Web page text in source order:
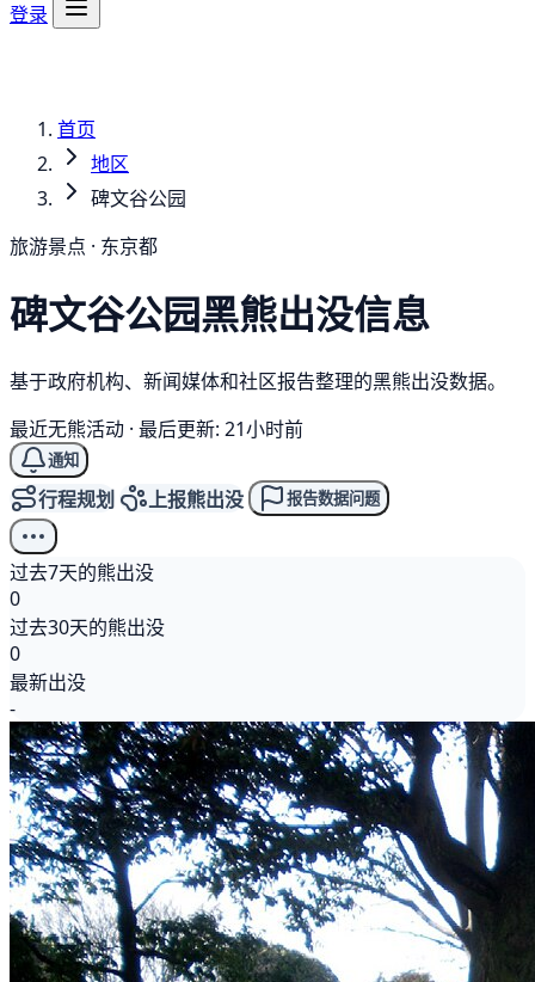
登录
首页
地区
碑文谷公园
旅游景点 · 东京都
碑文谷公园黑熊出没信息
基于政府机构、新闻媒体和社区报告整理的黑熊出没数据。
最近无熊活动 · 最后更新: 21小时前
通知
行程规划 上报熊出没 报告数据问题
过去7天的熊出没
0
过去30天的熊出没
0
最新出没
-